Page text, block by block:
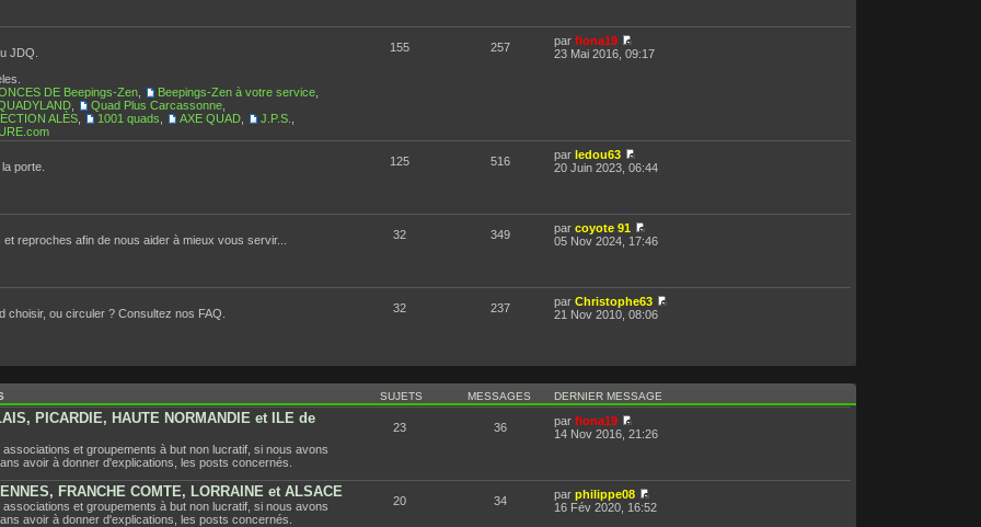
JDQ.
DE Beepings-Zen Beepings-Zen à votre service
Quad Plus Carcassonne
ALÈS 1001 quads AXE QUAD J.P.S.
155 257 parfiona19
23 Mai 2016, 09:17
porte. 125 516 parledou63
20 Juin 2023, 06:44
reproches afin de nous aider à mieux vous servir... 32 349 parcoyote 91
05 Nov 2024, 17:46
ou circuler ? Consultez nos FAQ. 32 237 parChristophe63
21 Nov 2010, 08:06
SUJETS MESSAGES DERNIER MESSAGE
PICARDIE, HAUTE NORMANDIE et ILE de
et groupements à but non lucratif, si nous avons
avoir à donner d'explications, les posts concernés.
23 36 parfiona19
14 Nov 2016, 21:26
FRANCHE COMTE, LORRAINE et ALSACE
et groupements à but non lucratif, si nous avons
avoir à donner d'explications, les posts concernés.
20 34 parphilippe08
16 Fév 2020, 16:52